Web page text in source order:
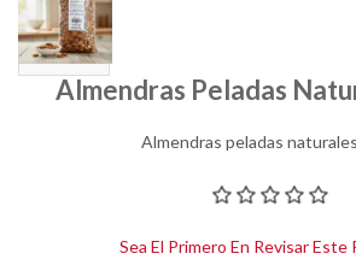
Almendras Peladas
Almendras peladas
Sea El Primero En Revisar Este